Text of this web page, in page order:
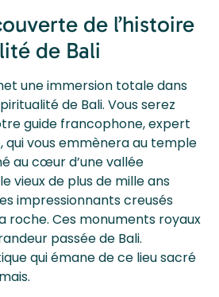
de l’histoire
de Bali
une immersion totale dans
de Bali. Vous serez
guide francophone, expert
qui vous emmènera au temple
au cœur d’une vallée
vieux de plus de mille ans
impressionnants creusés
roche. Ces monuments royaux
passée de Bali.
qui émane de ce lieu sacré